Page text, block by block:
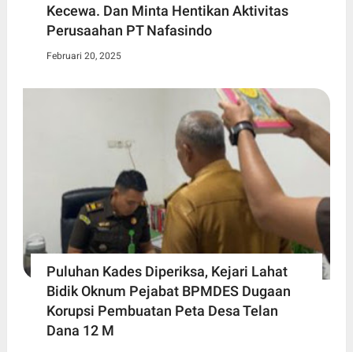
Kecewa. Dan Minta Hentikan Aktivitas
Perusaahan PT Nafasindo
Februari 20, 2025
Puluhan Kades Diperiksa, Kejari Lahat
Bidik Oknum Pejabat BPMDES Dugaan
Korupsi Pembuatan Peta Desa Telan
Dana 12 M